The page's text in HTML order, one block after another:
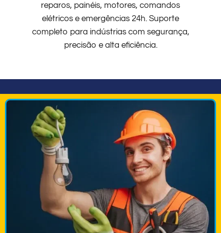
reparos, painéis, motores, comandos
elétricos e emergências 24h. Suporte
completo para indústrias com segurança,
precisão e alta eficiência.